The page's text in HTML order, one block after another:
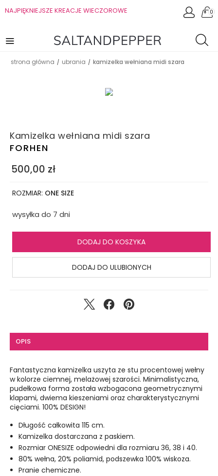
NAJPIĘKNIEJSZE KREACJE WIECZOROWE 0
strona główna / ubrania / kamizelka wełniana midi szara
Kamizelka wełniana midi szara
FORHEN
500,00 zł
ROZMIAR: ONE SIZE
wysyłka do 7 dni
DODAJ DO KOSZYKA
DODAJ DO ULUBIONYCH
OPIS
Fantastyczna kamizelka uszyta ze stu procentowej wełny
w kolorze ciemnej, melażowej szarości. Minimalistyczna,
pudełkowa forma została wzbogacona geometrycznymi
klapami, dwiema kieszeniami oraz charakterystycznymi
cięciami. 100% DESIGN!
Długość całkowita 115 cm.
Kamizelka dostarczana z paskiem.
Rozmiar ONESIZE odpowiedni dla rozmiaru 36, 38 i 40.
80% wełna, 20% poliamid, podszewka 100% wiskoza.
Pranie chemiczne.